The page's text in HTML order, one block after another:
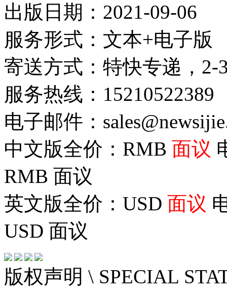
出版日期：2021-09-06
服务形式：文本+电子版
寄送方式：特快专递，2-
服务热线：15210522389
电子邮件：
中文版全价：RMB 面议
RMB 面议
英文版全价：USD 面议
USD 面议
版权声明 \ SPECIAL